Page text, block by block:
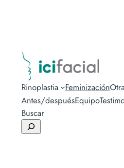
Rinoplastia Feminización
Antes/despuésEquipo
Buscar